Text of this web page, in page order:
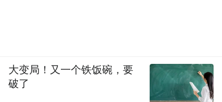
大变局！又一个铁饭碗，要
破了